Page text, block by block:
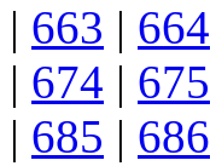
| 663 | 664
| 674 | 675
| 685 | 686